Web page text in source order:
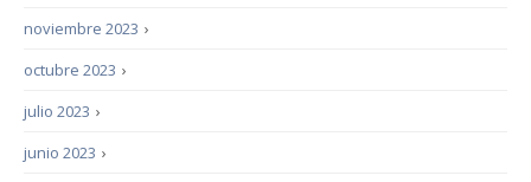
›
noviembre 2023
›
octubre 2023
›
julio 2023
›
junio 2023